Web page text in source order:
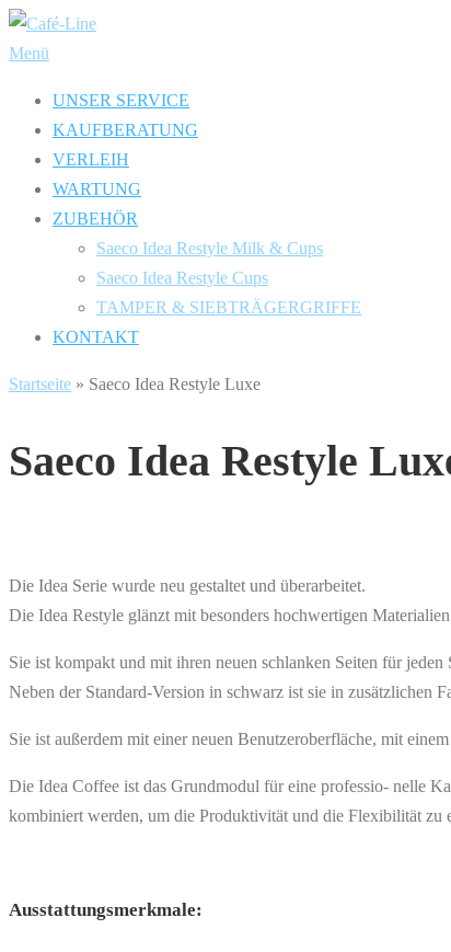
Zum
Inhalt
Menü
UNSER SERVICE
KAUFBERATUNG
VERLEIH
WARTUNG
ZUBEHÖR
Saeco Idea Restyle Milk & Cups
Saeco Idea Restyle Cups
TAMPER & SIEBTRÄGERGRIFFE
KONTAKT
Startseite » Saeco Idea Restyle Luxe
Saeco Idea Restyle
Die Idea Serie wurde neu gestaltet und überarbeitet.
Die Idea Restyle glänzt mit besonders hochwertigen
Sie ist kompakt und mit ihren neuen schlanken Seiten für jeden
Neben der Standard-Version in schwarz ist sie in zusätzlichen
Sie ist außerdem mit einer neuen Benutzeroberfläche, mit
Die Idea Coffee ist das Grundmodul für eine professio- nelle
kombiniert werden, um die Produktivität und die Flexibilität zu
Ausstattungsmerkmale: